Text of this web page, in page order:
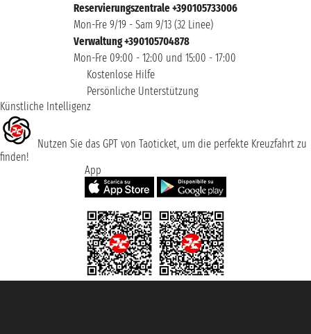
Reservierungszentrale +390105733006
Mon-Fre 9/19 - Sam 9/13 (32 Linee)
Verwaltung +390105704878
Mon-Fre 09:00 - 12:00 und 15:00 - 17:00
Kostenlose Hilfe
Persönliche Unterstützung
Künstliche Intelligenz
Nutzen Sie das GPT von Taoticket, um die perfekte Kreuzfahrt zu
finden!
App